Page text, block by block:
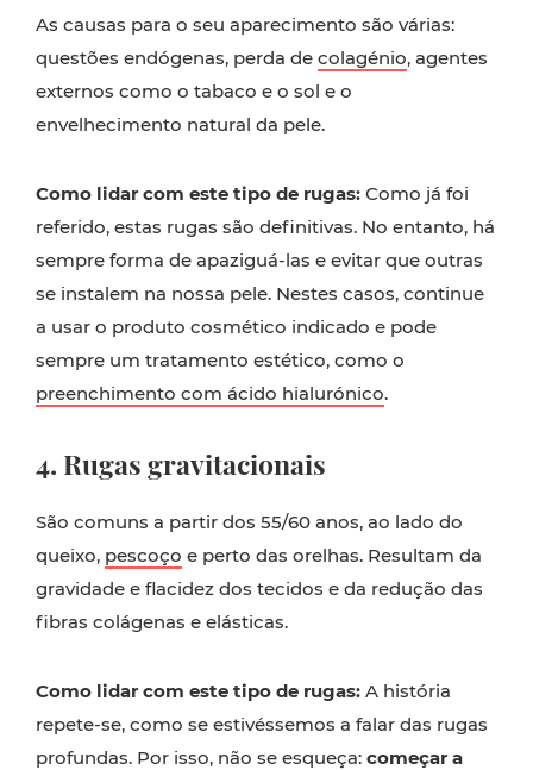
As causas para o seu aparecimento são várias:
questões endógenas, perda de colagénio, agentes
externos como o tabaco e o sol e o
envelhecimento natural da pele.
Como lidar com este tipo de rugas: Como já foi
referido, estas rugas são definitivas. No entanto, há
sempre forma de apaziguá-las e evitar que outras
se instalem na nossa pele. Nestes casos, continue
a usar o produto cosmético indicado e pode
sempre um tratamento estético, como o
preenchimento com ácido hialurónico.
4. Rugas gravitacionais
São comuns a partir dos 55/60 anos, ao lado do
queixo, pescoço e perto das orelhas. Resultam da
gravidade e flacidez dos tecidos e da redução das
fibras colágenas e elásticas.
Como lidar com este tipo de rugas: A história
repete-se, como se estivéssemos a falar das rugas
profundas. Por isso, não se esqueça: começar a